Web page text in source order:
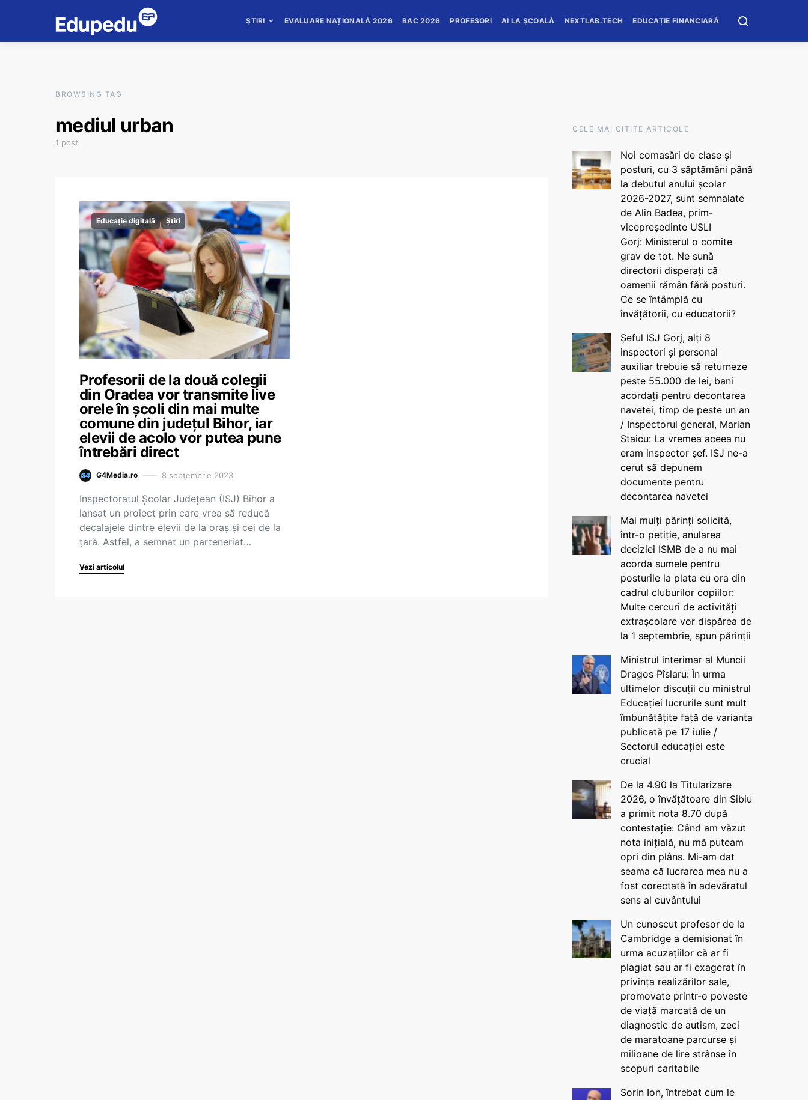
ȘTIRI EVALUARE NAȚIONALĂ 2026 BAC 2026 PROFESORI AI LA ȘCOALĂ NEXTLAB.TECH EDUCAȚIE FINANCIARĂ
BROWSING TAG
mediul urban
1 post
Educație digitală Știri
Profesorii de la două colegii
din Oradea vor transmite live
orele în școli din mai multe
comune din județul Bihor, iar
elevii de acolo vor putea pune
întrebări direct
G4Media.ro 8 septembrie 2023
Inspectoratul Școlar Județean (ISJ) Bihor a
lansat un proiect prin care vrea să reducă
decalajele dintre elevii de la oraș și cei de la
țară. Astfel, a semnat un parteneriat…
Vezi articolul
CELE MAI CITITE ARTICOLE
Noi comasări de clase și
posturi, cu 3 săptămâni până
la debutul anului școlar
2026-2027, sunt semnalate
de Alin Badea, prim-
vicepreședinte USLI
Gorj: Ministerul o comite
grav de tot. Ne sună
directorii disperați că
oamenii rămân fără posturi.
Ce se întâmplă cu
învățătorii, cu educatorii?
Șeful ISJ Gorj, alți 8
inspectori și personal
auxiliar trebuie să returneze
peste 55.000 de lei, bani
acordați pentru decontarea
navetei, timp de peste un an
/ Inspectorul general, Marian
Staicu: La vremea aceea nu
eram inspector șef. ISJ ne-a
cerut să depunem
documente pentru
decontarea navetei
Mai mulți părinți solicită,
într-o petiție, anularea
deciziei ISMB de a nu mai
acorda sumele pentru
posturile la plata cu ora din
cadrul cluburilor copiilor:
Multe cercuri de activități
extrașcolare vor dispărea de
la 1 septembrie, spun părinții
Ministrul interimar al Muncii
Dragos Pîslaru: În urma
ultimelor discuții cu ministrul
Educației lucrurile sunt mult
îmbunătățite față de varianta
publicată pe 17 iulie /
Sectorul educației este
crucial
De la 4.90 la Titularizare
2026, o învățătoare din Sibiu
a primit nota 8.70 după
contestație: Când am văzut
nota inițială, nu mă puteam
opri din plâns. Mi-am dat
seama că lucrarea mea nu a
fost corectată în adevăratul
sens al cuvântului
Un cunoscut profesor de la
Cambridge a demisionat în
urma acuzațiilor că ar fi
plagiat sau ar fi exagerat în
privința realizărilor sale,
promovate printr-o poveste
de viață marcată de un
diagnostic de autism, zeci
de maratoane parcurse și
milioane de lire strânse în
scopuri caritabile
Sorin Ion, întrebat cum le